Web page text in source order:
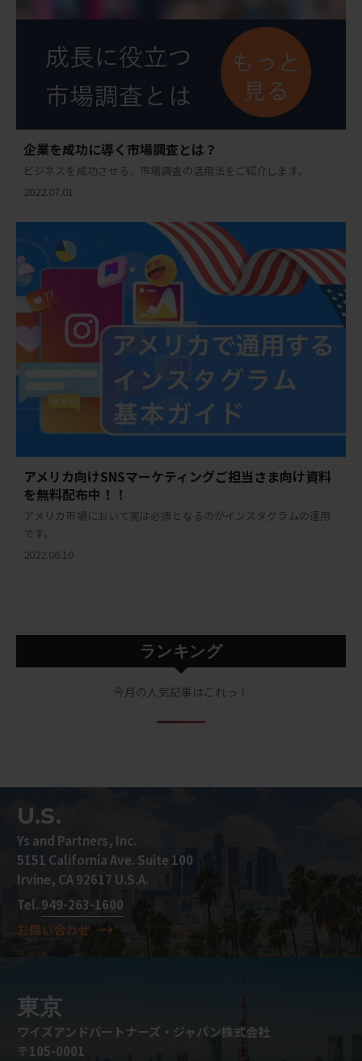
企業を成功に導く市場調査とは？
ビジネスを成功させる、市場調査の活用法をご紹介します。
2022.07.01
アメリカ向けSNSマーケティングご担当さま向け資料
を無料配布中！！
アメリカ市場において実は必須となるのがインスタグラムの運用
です。
2022.06.10
ランキング
今月の人気記事はこれっ！
U.S.
Ys and Partners, Inc.
5151 California Ave. Suite 100
Irvine, CA 92617 U.S.A.
Tel. 949-263-1600
お問い合わせ
東京
ワイズアンドパートナーズ・ジャパン株式会社
〒105-0001